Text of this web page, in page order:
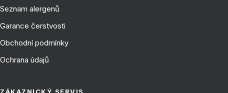
Seznam alergenů
Garance čerstvosti
Obchodní podmínky
Ochrana údajů
ZÁKAZNICKÝ SERVIS